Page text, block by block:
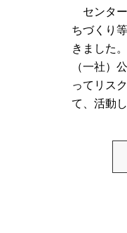
センタ
ちづくり
きました。
（一社）
ってリス
て、活動